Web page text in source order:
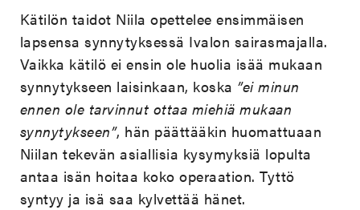
Kätilön taidot Niila opettelee ensimmäisen
lapsensa synnytyksessä Ivalon sairasmajalla.
Vaikka kätilö ei ensin ole huolia isää mukaan
synnytykseen laisinkaan, koska ”ei minun
ennen ole tarvinnut ottaa miehiä mukaan
synnytykseen”, hän päättääkin huomattuaan
Niilan tekevän asiallisia kysymyksiä lopulta
antaa isän hoitaa koko operaation. Tyttö
syntyy ja isä saa kylvettää hänet.